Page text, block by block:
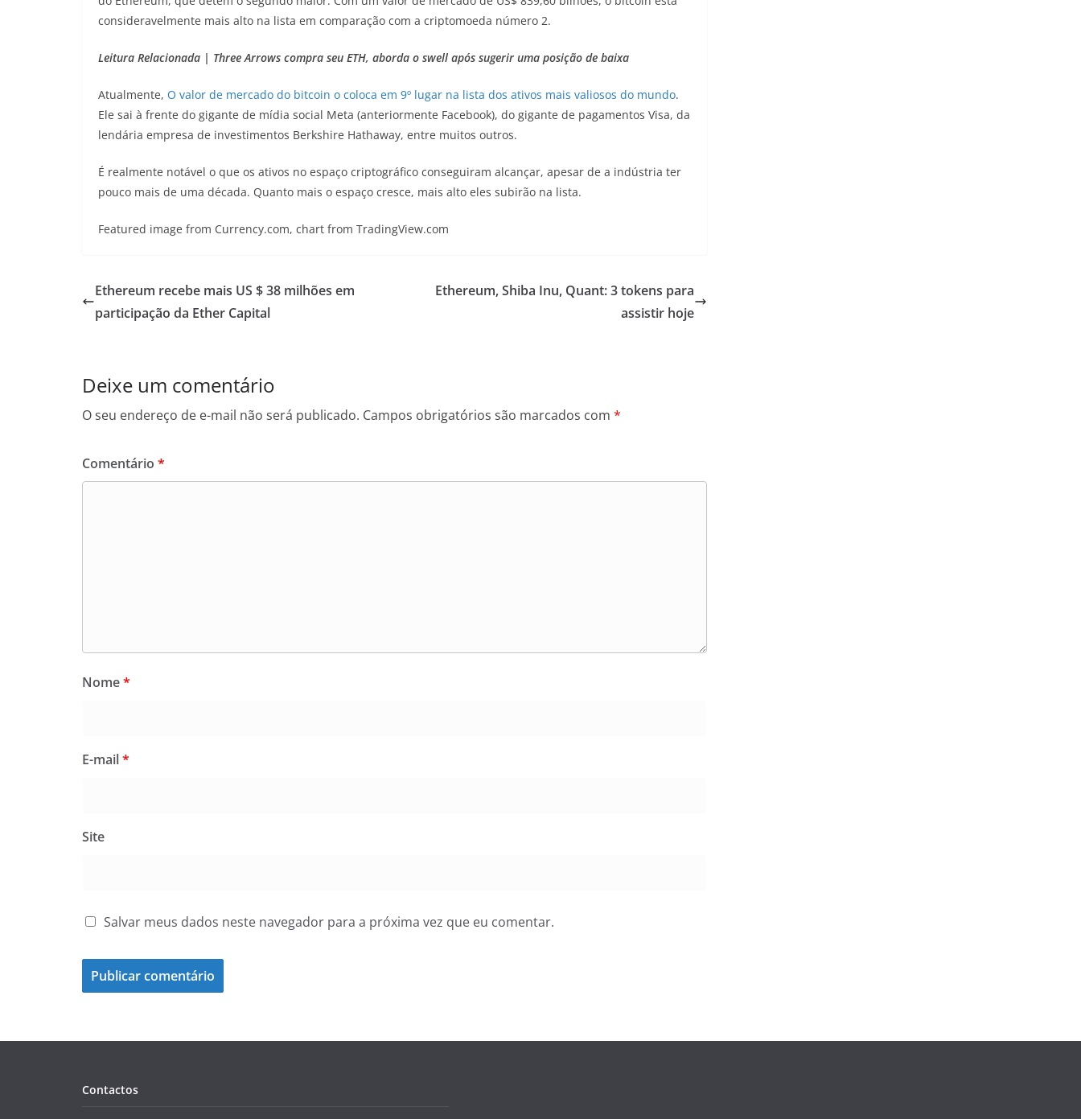
consideravelmente mais alto na lista em comparação com a criptomoeda número 2.
Leitura Relacionada | Three Arrows compra seu ETH, aborda o swell após sugerir uma posição de baixa
Atualmente, O valor de mercado do bitcoin o coloca em 9º lugar na lista dos ativos mais valiosos do mundo.
Ele sai à frente do gigante de mídia social Meta (anteriormente Facebook), do gigante de pagamentos Visa, da
lendária empresa de investimentos Berkshire Hathaway, entre muitos outros.
É realmente notável o que os ativos no espaço criptográfico conseguiram alcançar, apesar de a indústria ter
pouco mais de uma década. Quanto mais o espaço cresce, mais alto eles subirão na lista.
Featured image from Currency.com, chart from TradingView.com
Ethereum recebe mais US $ 38 milhões em
participação da Ether Capital
Ethereum, Shiba Inu, Quant: 3 tokens para
assistir hoje
Deixe um comentário
O seu endereço de e-mail não será publicado. Campos obrigatórios são marcados com *
Comentário *
Nome*
E-mail*
Site
Salvar meus dados neste navegador para a próxima vez que eu comentar.
Contactos